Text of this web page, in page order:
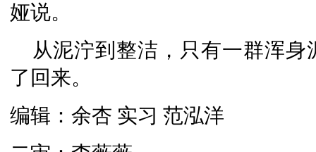
娅说。
从泥泞到整洁，只有一群浑
了回来。
编辑：余杏 实习 范泓洋